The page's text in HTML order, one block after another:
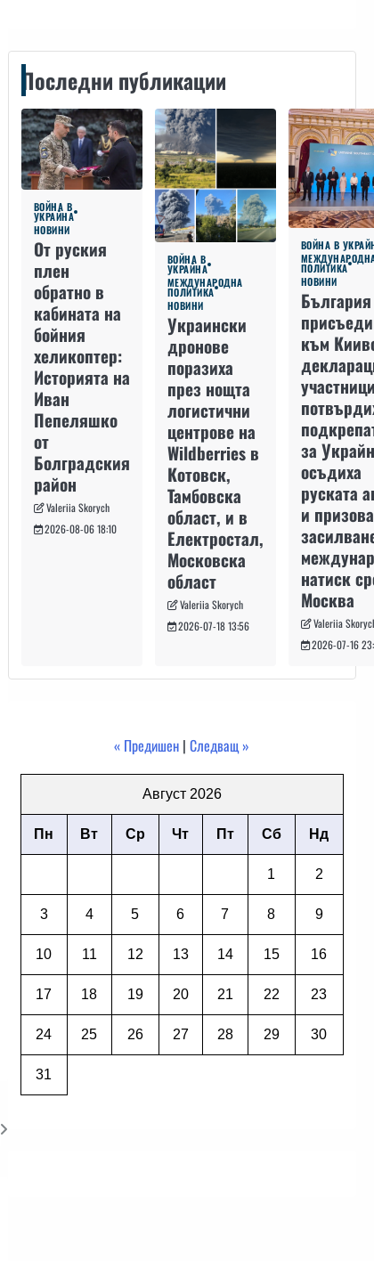
Последни публикации
ВОЙНА В
УКРАЙНА
НОВИНИ
От руския
плен
обратно в
кабината на
бойния
хеликоптер:
Историята на
Иван
Пепеляшко
от
Болградския
район
Valeriia Skorych
2026-08-06 18:10
ВОЙНА В
УКРАЙНА
МЕЖДУНАРОДНА
ПОЛИТИКА
НОВИНИ
Украински
дронове
поразиха
през нощта
логистични
центрове на
Wildberries в
Котовск,
Тамбовска
област, и в
Електростал,
Московска
област
Valeriia Skorych
2026-07-18 13:56
ВОЙНА В
ПОЛИТИКА
НОВИНИ
към
за
осъдиха
руската
и
натиск
Москва
Valeriia
2026-07-16
« Предишен |Следващ »
Август 2026
Пн Вт Ср Чт Пт Сб Нд
1 2
3 4 5 6 7 8 9
10 11 12 13 14 15 16
17 18 19 20 21 22 23
24 25 26 27 28 29 30
31